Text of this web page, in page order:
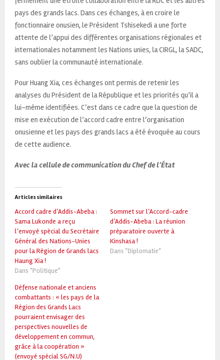
pays des grands lacs. Dans ces échanges, à en croire le
fonctionnaire onusien, le Président Tshisekedi a une forte
attente de l’appui des différentes organisations régionales et
internationales notamment les Nations unies, la CIRGL, la SADC,
sans oublier la communauté internationale.
Pour Huang Xia, ces échanges ont permis de retenir les
analyses du Président de la République et les priorités qu’il a
lui-même identifiées. C’est dans ce cadre que la question de
mise en exécution de l’accord cadre entre l’organisation
onusienne et les pays des grands lacs a été évoquée au cours
de cette audience.
Avec la cellule de communication du Chef de l’État
Articles similaires
Accord cadre d’Addis-Abeba :
Sama Lukonde a reçu
l’envoyé spécial du Secrétaire
Général des Nations-Unies
pour la Région de Grands lacs
Haung Xia !
Dans "Politique"
Sommet sur l’Accord-cadre
d’Addis-Abeba : La réunion
préparatoire ouverte à
Kinshasa !
Dans "Diplomatie"
Défense nationale et anciens
combattants : « les pays de la
Région des Grands Lacs
pourraient envisager des
perspectives nouvelles de
développement en commun,
grâce à la coopération »
(envoyé spécial SG/N.U)